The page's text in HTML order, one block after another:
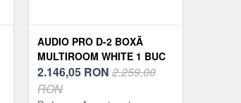
AUDIO PRO D-2 BOXĂ
MULTIROOM WHITE 1 BUC
2.146,05 RON 2.259,00
RON